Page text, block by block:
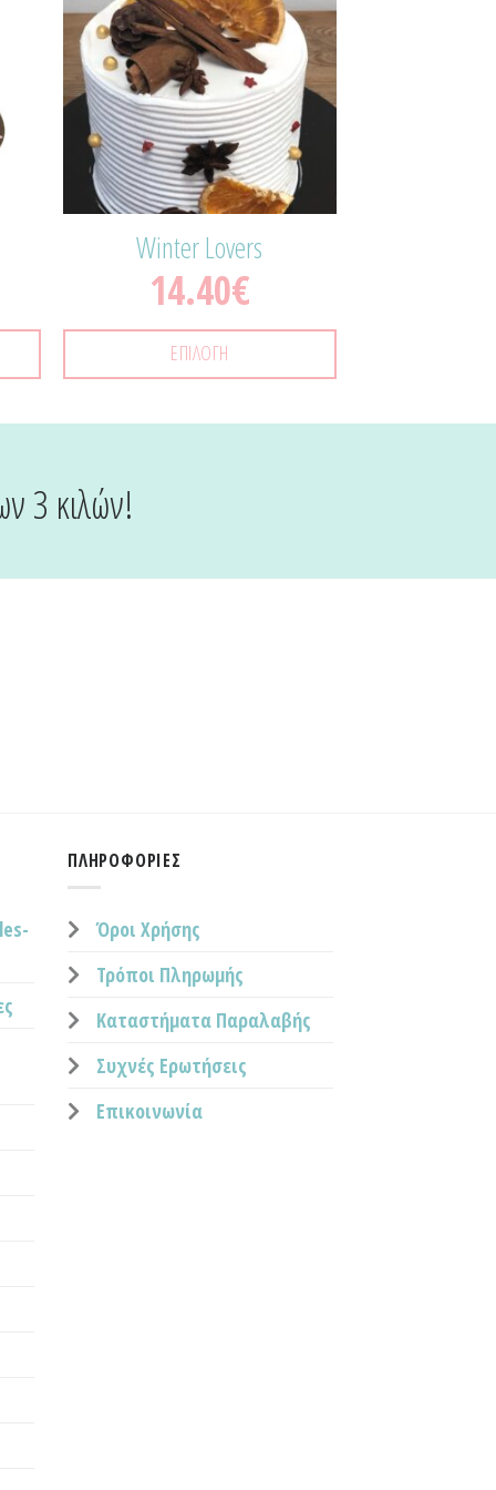
Προσθήκη
στα
Αγαπημένα!
Winter Lovers
14.40€
ΕΠΙΛΟΓΉ
3 κιλών!
ΠΛΗΡΟΦΟΡΊΕΣ
Όροι Χρήσης
Τρόποι Πληρωμής
Καταστήματα Παραλαβής
Συχνές Ερωτήσεις
Επικοινωνία